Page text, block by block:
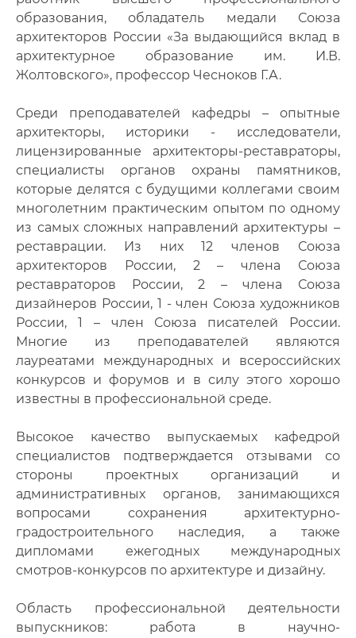
образования, обладатель медали Союза
архитекторов России «За выдающийся вклад в
архитектурное образование им. И.В.
Жолтовского», профессор Чесноков Г.А.
Среди преподавателей кафедры – опытные
архитекторы, историки - исследователи,
лицензированные архитекторы-реставраторы,
специалисты органов охраны памятников,
которые делятся с будущими коллегами своим
многолетним практическим опытом по одному
из самых сложных направлений архитектуры –
реставрации. Из них 12 членов Союза
архитекторов России, 2 – члена Союза
реставраторов России, 2 – члена Союза
дизайнеров России, 1 - член Союза художников
России, 1 – член Союза писателей России.
Многие из преподавателей являются
лауреатами международных и всероссийских
конкурсов и форумов и в силу этого хорошо
известны в профессиональной среде.
Высокое качество выпускаемых кафедрой
специалистов подтверждается отзывами со
стороны проектных организаций и
административных органов, занимающихся
вопросами сохранения архитектурно-
градостроительного наследия, а также
дипломами ежегодных международных
смотров-конкурсов по архитектуре и дизайну.
Область профессиональной деятельности
выпускников: работа в научно-